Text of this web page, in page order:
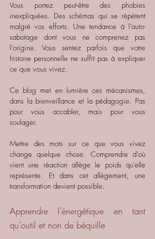
Vous portez peut-être des phobies
inexpliquées. Des schémas qui se répètent
malgré vos efforts. Une tendance à l'auto-
sabotage dont vous ne comprenez pas
l'origine. Vous sentez parfois que votre
histoire personnelle ne suffit pas à expliquer
ce que vous vivez.
Ce blog met en lumière ces mécanismes,
dans la bienveillance et la pédagogie. Pas
pour vous accabler, mais pour vous
soulager.
Mettre des mots sur ce que vous vivez
change quelque chose. Comprendre d'où
vient une réaction allège le poids qu'elle
représente. Et dans cet allègement, une
transformation devient possible.
Apprendre l’énergétique en tant
qu’outil et non de béquille